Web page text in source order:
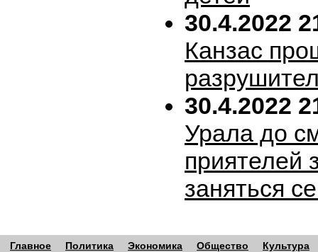
30.4.2022
Канзас
30.4.2022
Урала до
приятелей
заняться
Главное Политика Экономика Общество Культура